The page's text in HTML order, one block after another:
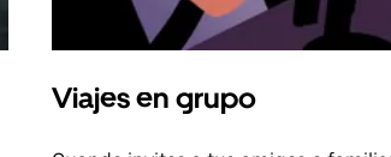
Viajes en grupo